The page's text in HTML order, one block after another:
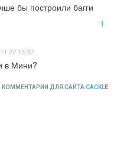
бы построили багги
1
13:32
в Мини?
КОММЕНТАРИИ ДЛЯ САЙТА CACKLE